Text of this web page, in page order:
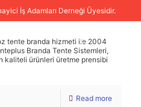
İş Adamları Derneği Üyesidir.
tente branda hizmeti ile 2004
Branda Tente Sistemleri,
kaliteli ürünleri üretme prensibi
Read more